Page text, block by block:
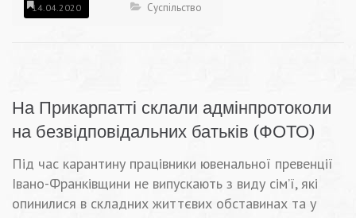
14.04.2020 Суспільство
На Прикарпатті склали адмінпротоколи
на безвідповідальних батьків (ФОТО)
Під час карантину працівники ювенальної превенції
Івано-Франківщини не випускають з виду сім’ї, які
опинилися в складних життєвих обставинах та у